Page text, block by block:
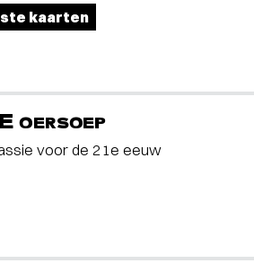
kaarten
OERSOEP
voor de 21e eeuw